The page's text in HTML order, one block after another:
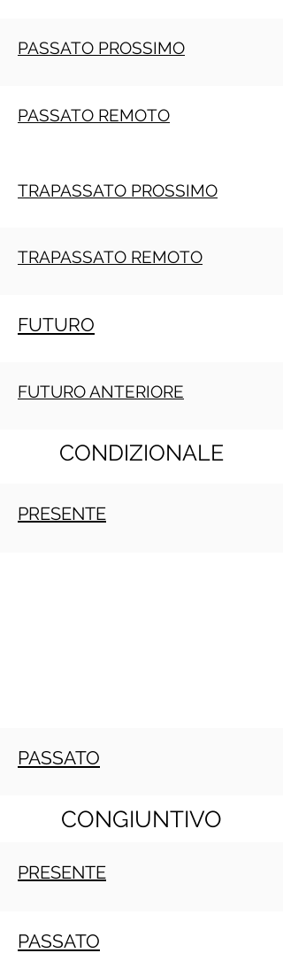
PASSATO PROSSIMO
PASSATO REMOTO
TRAPASSATO PROSSIMO
TRAPASSATO REMOTO
FUTURO
FUTURO ANTERIORE
CONDIZIONALE
PRESENTE
PASSATO
CONGIUNTIVO
PRESENTE
PASSATO